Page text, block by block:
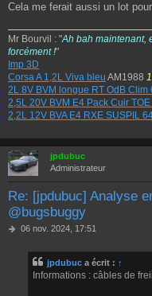
Cela me ferait aussi un lot
Mr Bourvil : "Ah bah maintenant,
forcément !"
Imp 3D
Corsa A 1,2L Viva bleu AM1988
2L 8V BVM longue RT OdB Clim
2,5L 20V BVM E4 Pack Cuir
2,2L 12V BVA E4 RXE SUSPIL
jpdubuc
Administrateur
Re: [jpdubuc] Analyse
@bugsbuggy
M
06 nov. 2024, 17:51
jpdubuc a écrit : ↑
Informations : câbles de